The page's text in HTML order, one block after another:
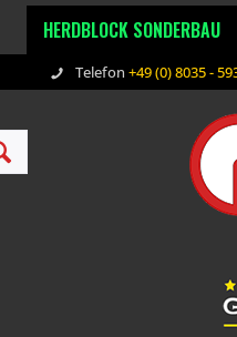
HERDBLOCK SONDERBAU
Telefon +49 (0) 8035 -